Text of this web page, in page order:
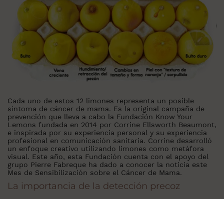
Cada uno de estos 12 limones representa un posible
síntoma de cáncer de mama. Es la original campaña de
prevención que lleva a cabo la Fundación Know Your
Lemons fundada en 2014 por Corrine Ellsworth Beaumont,
e inspirada por su experiencia personal y su experiencia
profesional en comunicación sanitaria. Corrine desarrolló
un enfoque creativo utilizando limones como metáfora
visual. Este año, esta Fundación cuenta con el apoyo del
grupo Pierre Fabreque ha dado a conocer la noticia este
Mes de Sensibilización sobre el Cáncer de Mama.
La importancia de la detección precoz